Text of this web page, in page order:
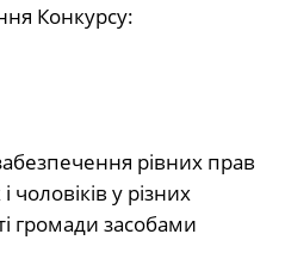
Конкурсу:
рівних прав
у різних
громади засобами